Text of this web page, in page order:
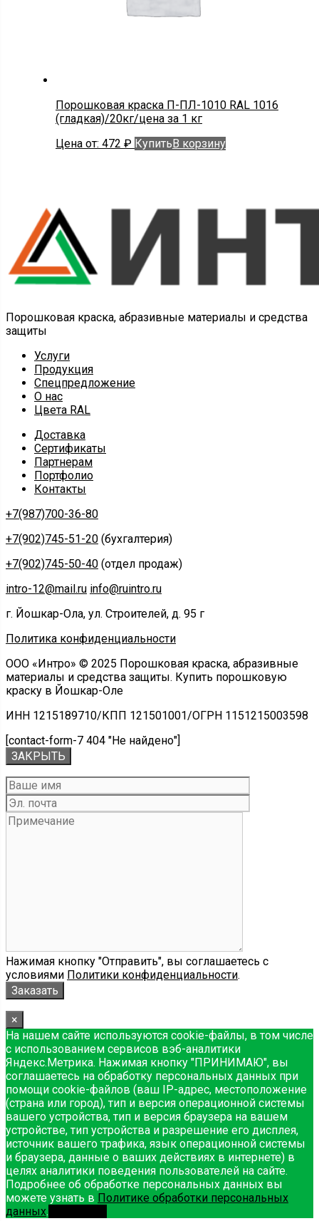
Порошковая краска П-ПЛ-1010 RAL 1016
(гладкая)/20кг/цена за 1 кг
Цена от: 472 ₽ КупитьВ корзину
Порошковая краска, абразивные материалы и средства
защиты
Услуги
Продукция
Спецпредложение
О нас
Цвета RAL
Доставка
Сертификаты
Партнерам
Портфолио
Контакты
+7(987)700-36-80
+7(902)745-51-20 (бухгалтерия)
+7(902)745-50-40 (отдел продаж)
intro-12@mail.ru info@ruintro.ru
г. Йошкар-Ола, ул. Строителей, д. 95 г
Политика конфиденциальности
ООО «Интро» © 2025 Порошковая краска, абразивные
материалы и средства защиты. Купить порошковую
краску в Йошкар-Оле
ИНН 1215189710/КПП 121501001/ОГРН 1151215003598
[contact-form-7 404 "Не найдено"]
ЗАКРЫТЬ
Нажимая кнопку "Отправить", вы соглашаетесь с
условиями Политики конфиденциальности.
×
На нашем сайте используются cookie-файлы, в том числе
с использованием сервисов вэб-аналитики
Яндекс.Метрика. Нажимая кнопку "ПРИНИМАЮ", вы
соглашаетесь на обработку персональных данных при
помощи cookie-файлов (ваш IP-адрес, местоположение
(страна или город), тип и версия операционной системы
вашего устройства, тип и версия браузера на вашем
устройстве, тип устройства и разрешение его дисплея,
источник вашего трафика, язык операционной системы
и браузера, данные о ваших действиях в интернете) в
целях аналитики поведения пользователей на сайте.
Подробнее об обработке персональных данных вы
можете узнать в Политике обработки персональных
данных.